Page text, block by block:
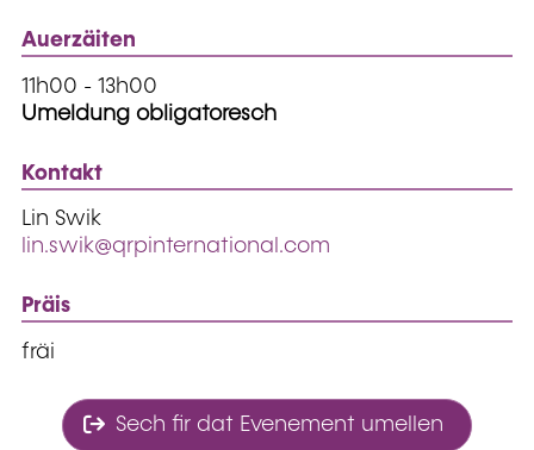
Auerzäiten
11h00 - 13h00
Umeldung obligatoresch
Kontakt
Lin Swik
lin.swik@qrpinternational.com
Präis
fräi
Sech fir dat Evenement umellen